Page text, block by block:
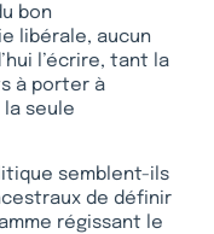
bon
libérale, aucun
l’écrire, tant la
à porter à
la seule
semblent-ils
de définir
régissant le